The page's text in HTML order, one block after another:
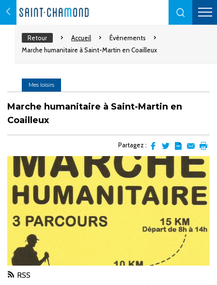
Retour Accueil
Évènements
Marche humanitaire à Saint-Martin en Coailleux
Mes loisirs
Marche humanitaire à Saint-Martin en
Coailleux
Partagez :
sur
facebook
sur
Twitter
l'article
en
par
email
RSS